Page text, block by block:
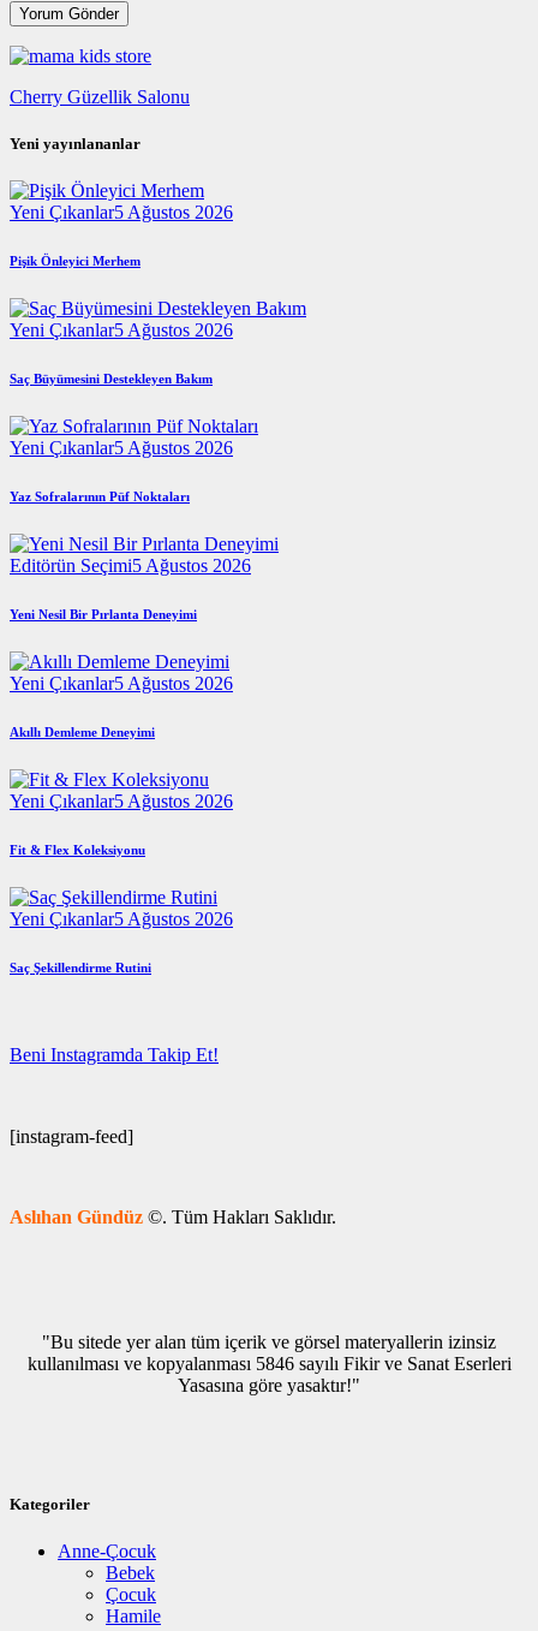
Cherry Güzellik Salonu
Yeni yayınlananlar
Yeni Çıkanlar5 Ağustos 2026
Pişik Önleyici Merhem
Yeni Çıkanlar5 Ağustos 2026
Saç Büyümesini Destekleyen Bakım
Yeni Çıkanlar5 Ağustos 2026
Yaz Sofralarının Püf Noktaları
Editörün Seçimi5 Ağustos 2026
Yeni Nesil Bir Pırlanta Deneyimi
Yeni Çıkanlar5 Ağustos 2026
Akıllı Demleme Deneyimi
Yeni Çıkanlar5 Ağustos 2026
Fit & Flex Koleksiyonu
Yeni Çıkanlar5 Ağustos 2026
Saç Şekillendirme Rutini
Beni Instagramda Takip Et!
[instagram-feed]
Aslıhan Gündüz ©. Tüm Hakları Saklıdır.
"Bu sitede yer alan tüm içerik ve görsel materyallerin izinsiz
kullanılması ve kopyalanması 5846 sayılı Fikir ve Sanat Eserleri
Yasasına göre yasaktır!"
Kategoriler
Anne-Çocuk
Bebek
Çocuk
Hamile